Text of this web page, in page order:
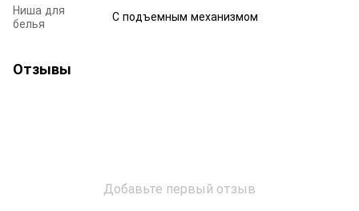
Ниша для
белья
С подъемным механизмом
Отзывы
Добавьте первый отзыв